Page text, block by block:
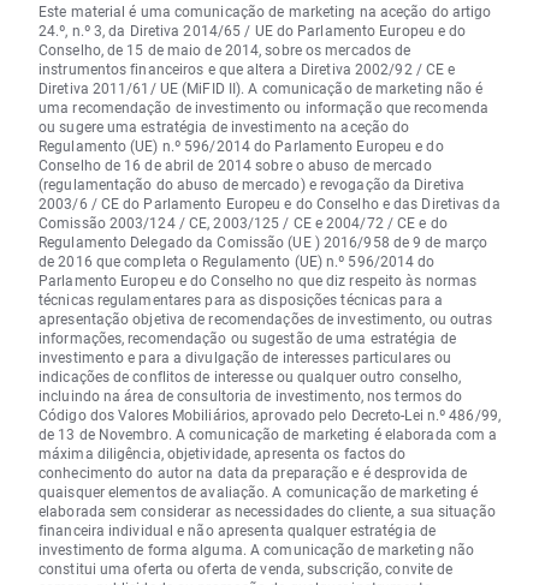
Este material é uma comunicação de marketing na aceção do artigo
24.º, n.º 3, da Diretiva 2014/65 / UE do Parlamento Europeu e do
Conselho, de 15 de maio de 2014, sobre os mercados de
instrumentos financeiros e que altera a Diretiva 2002/92 / CE e
Diretiva 2011/61/ UE (MiFID II). A comunicação de marketing não é
uma recomendação de investimento ou informação que recomenda
ou sugere uma estratégia de investimento na aceção do
Regulamento (UE) n.º 596/2014 do Parlamento Europeu e do
Conselho de 16 de abril de 2014 sobre o abuso de mercado
(regulamentação do abuso de mercado) e revogação da Diretiva
2003/6 / CE do Parlamento Europeu e do Conselho e das Diretivas da
Comissão 2003/124 / CE, 2003/125 / CE e 2004/72 / CE e do
Regulamento Delegado da Comissão (UE ) 2016/958 de 9 de março
de 2016 que completa o Regulamento (UE) n.º 596/2014 do
Parlamento Europeu e do Conselho no que diz respeito às normas
técnicas regulamentares para as disposições técnicas para a
apresentação objetiva de recomendações de investimento, ou outras
informações, recomendação ou sugestão de uma estratégia de
investimento e para a divulgação de interesses particulares ou
indicações de conflitos de interesse ou qualquer outro conselho,
incluindo na área de consultoria de investimento, nos termos do
Código dos Valores Mobiliários, aprovado pelo Decreto-Lei n.º 486/99,
de 13 de Novembro. A comunicação de marketing é elaborada com a
máxima diligência, objetividade, apresenta os factos do
conhecimento do autor na data da preparação e é desprovida de
quaisquer elementos de avaliação. A comunicação de marketing é
elaborada sem considerar as necessidades do cliente, a sua situação
financeira individual e não apresenta qualquer estratégia de
investimento de forma alguma. A comunicação de marketing não
constitui uma oferta ou oferta de venda, subscrição, convite de